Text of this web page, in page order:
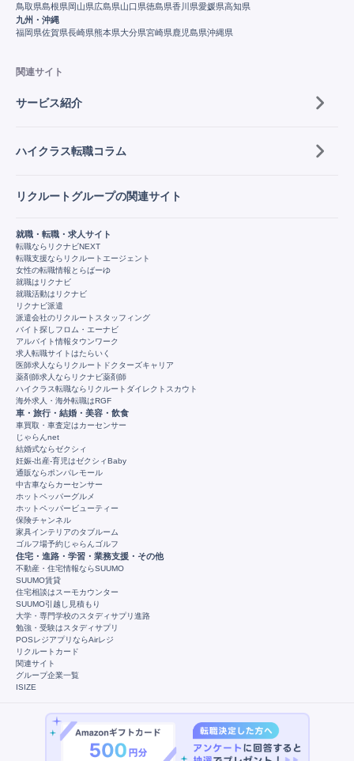
鳥取県島根県岡山県広島県山口県徳島県香川県愛媛県高知県
九州・沖縄
福岡県佐賀県長崎県熊本県大分県宮崎県鹿児島県沖縄県
関連サイト
サービス紹介
ハイクラス転職コラム
リクルートグループの関連サイト
就職・転職・求人サイト
転職ならリクナビNEXT
転職支援ならリクルートエージェント
女性の転職情報とらばーゆ
就職はリクナビ
就職活動はリクナビ
リクナビ派遣
派遣会社のリクルートスタッフィング
バイト探しフロム・エーナビ
アルバイト情報タウンワーク
求人転職サイトはたらいく
医師求人ならリクルートドクターズキャリア
薬剤師求人ならリクナビ薬剤師
ハイクラス転職ならリクルートダイレクトスカウト
海外求人・海外転職はRGF
車・旅行・結婚・美容・飲食
車買取・車査定はカーセンサー
じゃらんnet
結婚式ならゼクシィ
妊娠-出産-育児はゼクシィBaby
通販ならポンパレモール
中古車ならカーセンサー
ホットペッパーグルメ
ホットペッパービューティー
保険チャンネル
家具インテリアのタブルーム
ゴルフ場予約じゃらんゴルフ
住宅・進路・学習・業務支援・その他
不動産・住宅情報ならSUUMO
SUUMO賃貸
住宅相談はスーモカウンター
SUUMO引越し見積もり
大学・専門学校のスタディサプリ進路
勉強・受験はスタディサプリ
POSレジアプリならAirレジ
リクルートカード
関連サイト
グループ企業一覧
ISIZE